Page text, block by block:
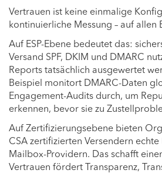
Vertrauen ist keine einmalige
kontinuierliche Messung – auf allen
Auf ESP-Ebene bedeutet das:
Versand SPF, DKIM und DMARC
Reports tatsächlich ausgewertet
Beispiel monitort DMARC-Daten
Engagement-Audits durch, um
erkennen, bevor sie zu
Auf Zertifizierungsebene bieten
CSA zertifizierten Versendern
Mailbox-Providern. Das schafft
Vertrauen fördert Transparenz,